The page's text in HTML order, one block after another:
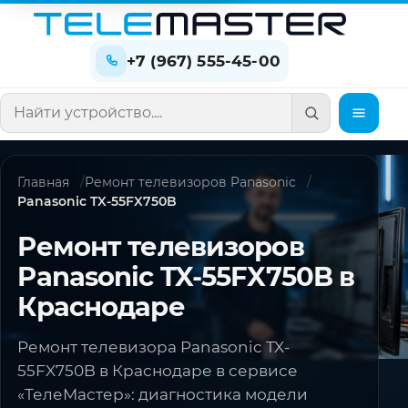
+7 (967) 555-45-00
Поиск по сайту
Главная
Ремонт телевизоров Panasonic
Panasonic TX-55FX750B
Ремонт телевизоров
Panasonic TX-55FX750B в
Краснодаре
Ремонт телевизора Panasonic TX-
55FX750B в Краснодаре в сервисе
«ТелеМастер»: диагностика модели